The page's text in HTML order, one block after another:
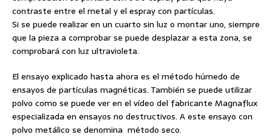
contraste entre el metal y el espray con partículas.
Si se puede realizar en un cuarto sin luz o montar uno, siempre
que la pieza a comprobar se puede desplazar a esta zona, se
comprobará con luz ultravioleta.
El ensayo explicado hasta ahora es el método húmedo de
ensayos de partículas magnéticas. También se puede utilizar
polvo como se puede ver en el vídeo del fabricante Magnaflux
especializada en ensayos no destructivos. A este ensayo con
polvo metálico se denomina método seco.